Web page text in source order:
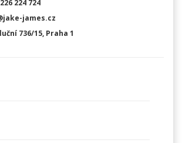
224 724
james.cz
736/15, Praha 1